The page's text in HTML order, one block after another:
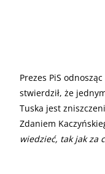
Prezes PiS
stwierdził, że
Tuska jest
Zdaniem
wiedzieć, tak jak za